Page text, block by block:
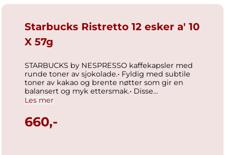
Starbucks Ristretto 12 esker a' 10
X 57g
STARBUCKS by NESPRESSO kaffekapsler med
runde toner av sjokolade.• Fyldig med subtile
toner av kakao og brente nøtter som gir en
balansert og myk ettersmak.• Disse
kaffekapslene kan anvendes i en NESPRESSO
Kaffen du elsker kan du nå nyte hjemme.• En
smaksrik tilfredsstillende og balansert kopp
Les mer
660,-